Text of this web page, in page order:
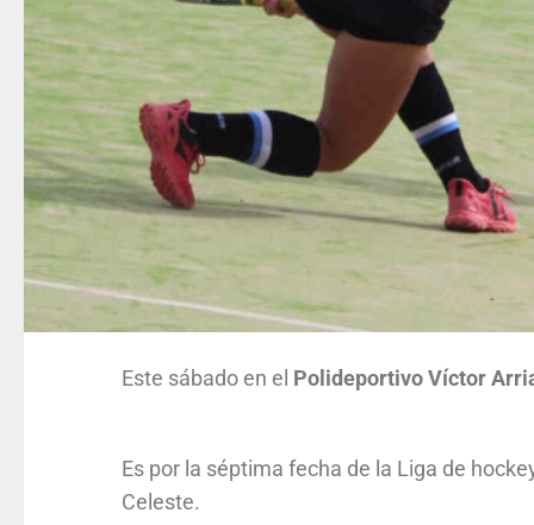
Este sábado en el Polideportivo Víctor
Es por la séptima fecha de la Liga de
Celeste.